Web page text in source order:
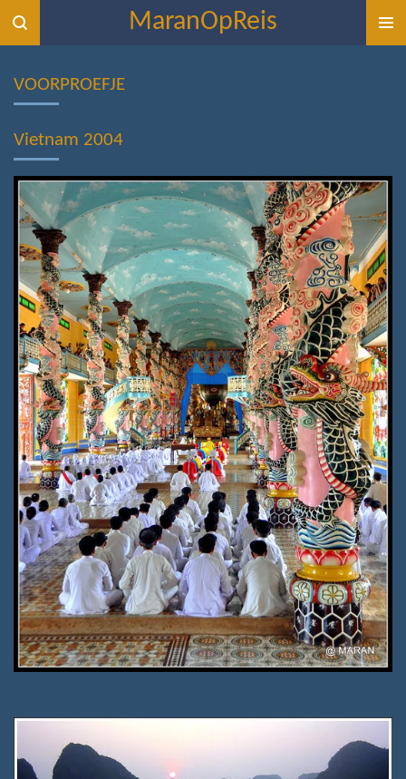
Ga
direct
de
MaranOpReis
VOORPROEFJE
Vietnam 2004